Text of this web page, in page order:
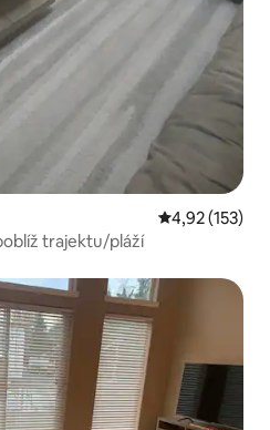
Průměrné
4,92 (153)
trajektu/pláží
u hostů